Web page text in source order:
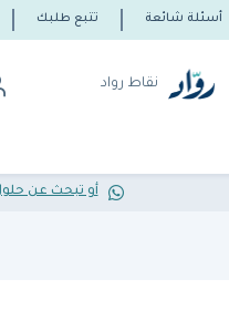
أسئلة شائعة تتبع طلبك
نقاط رواد
أو تبحث عن